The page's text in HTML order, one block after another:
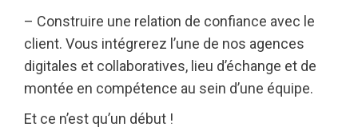
– Construire une relation de confiance avec le
client. Vous intégrerez l’une de nos agences
digitales et collaboratives, lieu d’échange et de
montée en compétence au sein d’une équipe.
Et ce n’est qu’un début !